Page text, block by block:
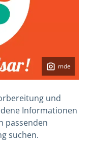
mde
und
Informationen
passenden
suchen.